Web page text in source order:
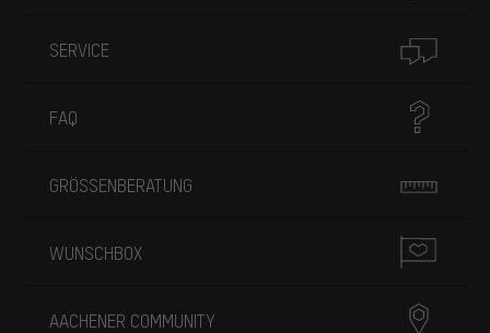
SERVICE
FAQ
GRÖSSENBERATUNG
WUNSCHBOX
AACHENER COMMUNITY